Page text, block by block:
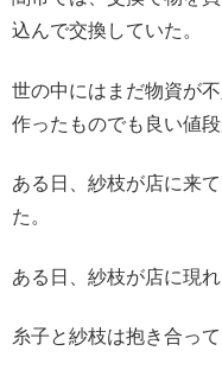
込んで交換していた。
世の中にはまだ物資が
作ったものでも良い値段
ある日、紗枝が店に来
た。
ある日、紗枝が店に現れ
糸子と紗枝は抱き合っ